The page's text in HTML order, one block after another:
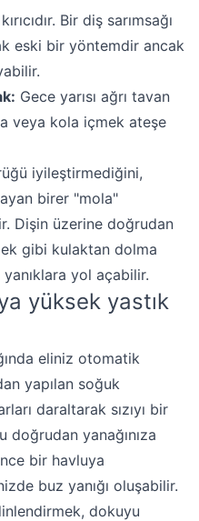
Bir diş sarımsağı
eski bir yöntemdir ancak
Gece yarısı ağrı tavan
veya kola içmek ateşe
iyileştirmediğini,
birer "mola"
Dişin üzerine doğrudan
gibi kulaktan dolma
yol açabilir.
yüksek yastık
eliniz otomatik
yapılan soğuk
daraltarak sızıyı bir
yanağınıza
bir havluya
buz yanığı oluşabilir.
dokuyu